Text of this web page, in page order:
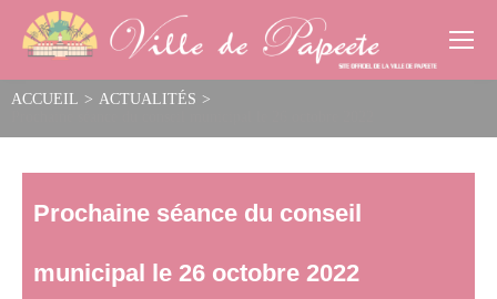
ACCUEIL > ACTUALITÉS >
Prochaine séance du conseil
municipal le 26 octobre 2022
Cookies management panel